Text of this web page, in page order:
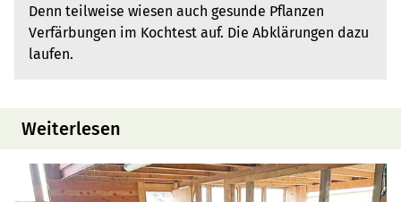
Denn teilweise wiesen auch gesunde Pflanzen
Verfärbungen im Kochtest auf. Die Abklärungen dazu
laufen.
Weiterlesen